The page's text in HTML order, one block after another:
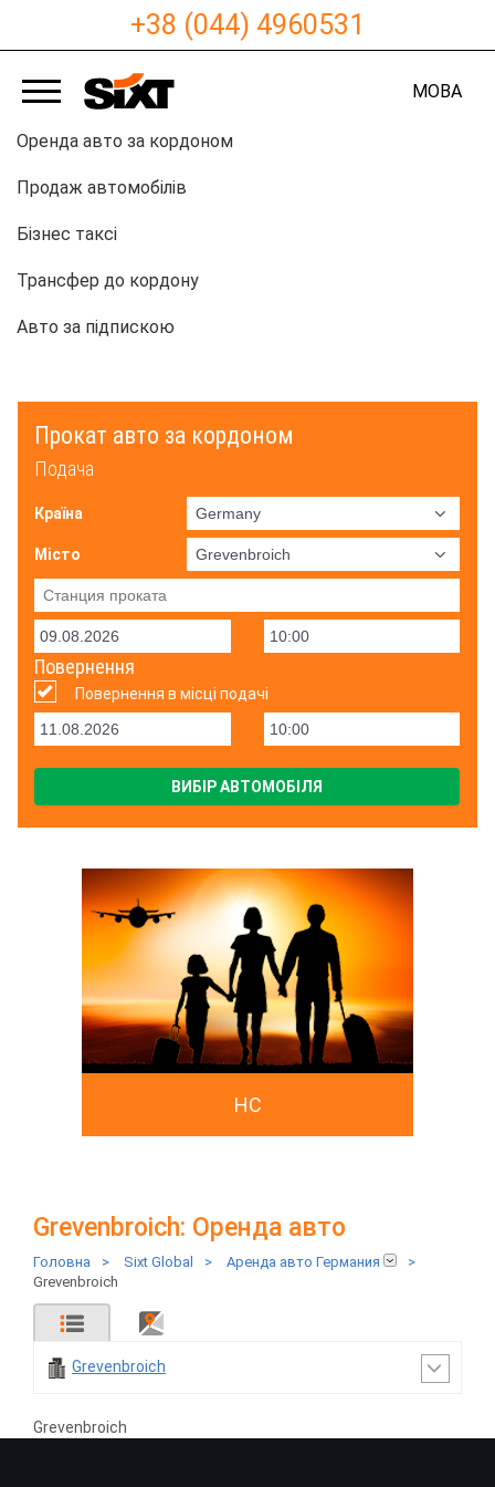
+38 (044) 4960531
МОВА
Оренда авто за кордоном
Продаж автомобілів
Бізнес таксі
Трансфер до кордону
Авто за підпискою
Прокат авто за кордоном
Подача
Країна
Місто
Повернення
Повернення в місці подачі
ВИБІР АВТОМОБІЛЯ
HC
Grevenbroich: Оренда авто
Головна > Sixt Global > Аренда авто Германия
>
Grevenbroich
Grevenbroich
Grevenbroich